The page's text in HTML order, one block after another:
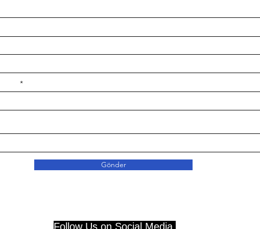
Gönder
Follow Us on Social Media.